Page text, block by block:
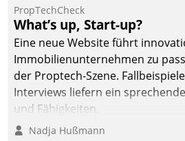
PropTechCheck
What’s up, Start-up?
Eine neue Website führt
Immobilienunternehmen zu
der Proptech-Szene.
Interviews liefern ein
und Fähigkeiten.
Nadja Hußmann